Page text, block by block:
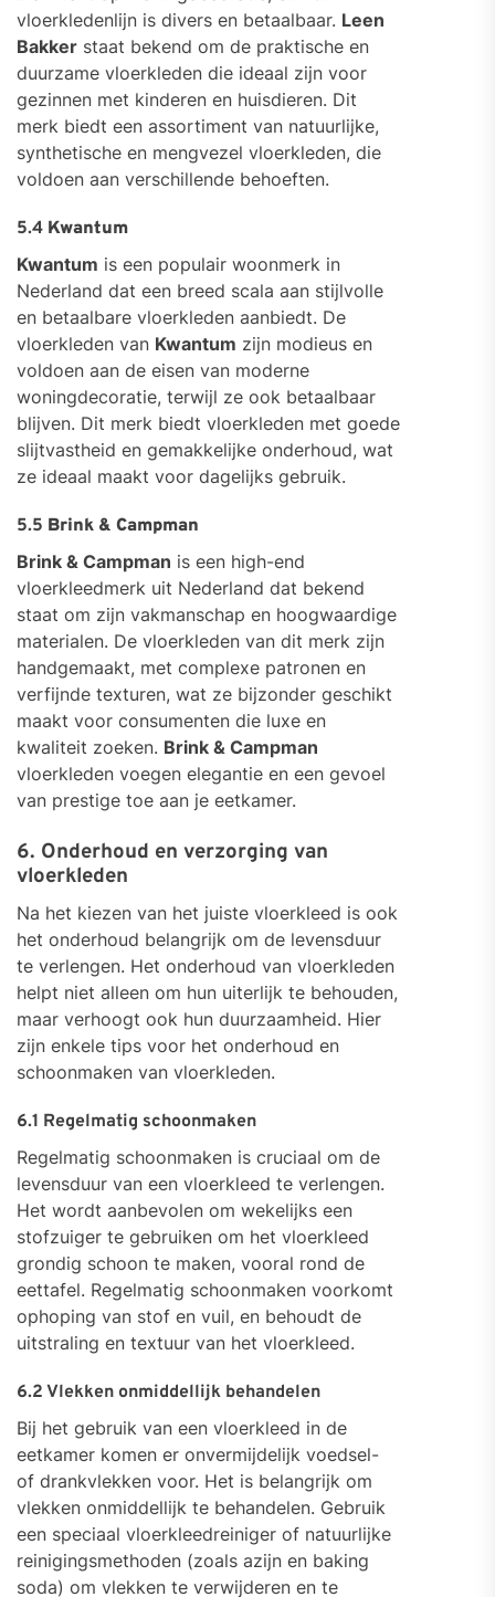
vloerkledenlijn is divers en betaalbaar. Leen
Bakker staat bekend om de praktische en
duurzame vloerkleden die ideaal zijn voor
gezinnen met kinderen en huisdieren. Dit
merk biedt een assortiment van natuurlijke,
synthetische en mengvezel vloerkleden, die
voldoen aan verschillende behoeften.
5.4 Kwantum
Kwantum is een populair woonmerk in
Nederland dat een breed scala aan stijlvolle
en betaalbare vloerkleden aanbiedt. De
vloerkleden van Kwantum zijn modieus en
voldoen aan de eisen van moderne
woningdecoratie, terwijl ze ook betaalbaar
blijven. Dit merk biedt vloerkleden met goede
slijtvastheid en gemakkelijke onderhoud, wat
ze ideaal maakt voor dagelijks gebruik.
5.5 Brink & Campman
Brink & Campman is een high-end
vloerkleedmerk uit Nederland dat bekend
staat om zijn vakmanschap en hoogwaardige
materialen. De vloerkleden van dit merk zijn
handgemaakt, met complexe patronen en
verfijnde texturen, wat ze bijzonder geschikt
maakt voor consumenten die luxe en
kwaliteit zoeken. Brink & Campman
vloerkleden voegen elegantie en een gevoel
van prestige toe aan je eetkamer.
6. Onderhoud en verzorging van
vloerkleden
Na het kiezen van het juiste vloerkleed is ook
het onderhoud belangrijk om de levensduur
te verlengen. Het onderhoud van vloerkleden
helpt niet alleen om hun uiterlijk te behouden,
maar verhoogt ook hun duurzaamheid. Hier
zijn enkele tips voor het onderhoud en
schoonmaken van vloerkleden.
6.1 Regelmatig schoonmaken
Regelmatig schoonmaken is cruciaal om de
levensduur van een vloerkleed te verlengen.
Het wordt aanbevolen om wekelijks een
stofzuiger te gebruiken om het vloerkleed
grondig schoon te maken, vooral rond de
eettafel. Regelmatig schoonmaken voorkomt
ophoping van stof en vuil, en behoudt de
uitstraling en textuur van het vloerkleed.
6.2 Vlekken onmiddellijk behandelen
Bij het gebruik van een vloerkleed in de
eetkamer komen er onvermijdelijk voedsel-
of drankvlekken voor. Het is belangrijk om
vlekken onmiddellijk te behandelen. Gebruik
een speciaal vloerkleedreiniger of natuurlijke
reinigingsmethoden (zoals azijn en baking
soda) om vlekken te verwijderen en te